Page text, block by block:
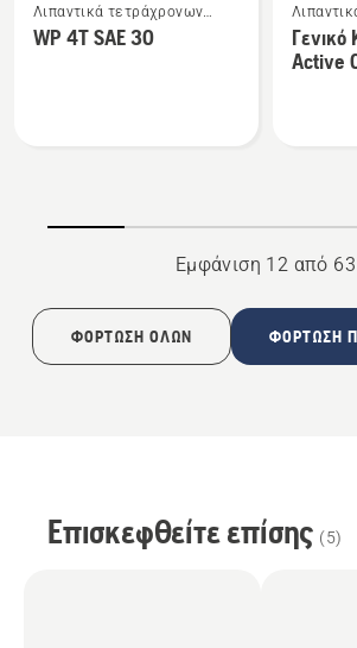
περισσότερες
λεπτομέρειες
Λιπαντικά τετράχρονων
κινητήρων
WP 4T SAE 30
για
Γενικό
Active
Εμφάνιση 12 από 63
ΦΌΡΤΩΣΗ ΌΛΩΝ ΦΌΡΤΩΣΗ
Επισκεφθείτε επίσης (5)